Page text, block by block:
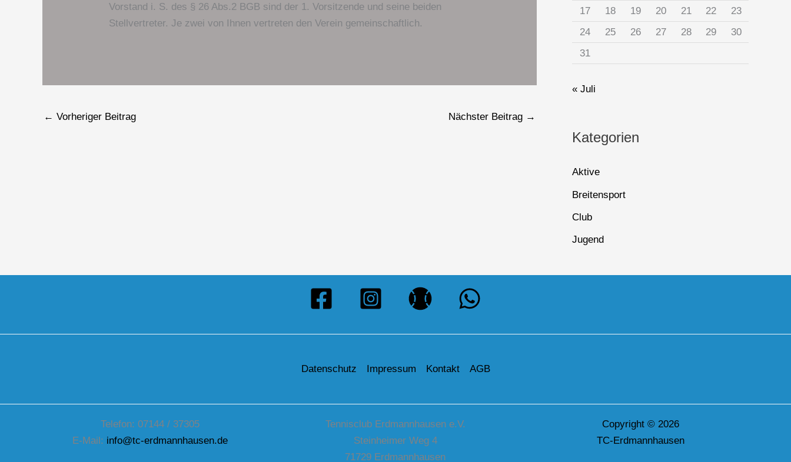
Vorstand i. S. des § 26 Abs.2 BGB sind der 1. Vorsitzende und seine beiden
Stellvertreter. Je zwei von Ihnen vertreten den Verein gemeinschaftlich.
← Vorheriger Beitrag Nächster Beitrag →
17
18 19 20 21 22
23
24
25 26 27 28 29
30
31
« Juli
Kategorien
Aktive
Breitensport
Club
Jugend
Datenschutz Impressum Kontakt AGB
Telefon: 07144 / 37305
E-Mail: info@tc-erdmannhausen.de
Tennisclub Erdmannhausen e.V.
Steinheimer Weg 4
71729 Erdmannhausen
Copyright © 2026
TC-Erdmannhausen